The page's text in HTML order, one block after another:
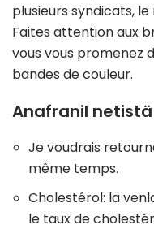
plusieurs syndicats,
Faites attention aux
vous vous promenez
bandes de couleur.
Anafranil
Je voudrais
même temps.
Cholestérol: la
le taux de